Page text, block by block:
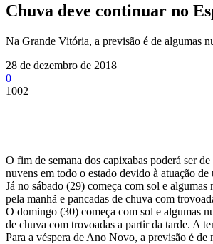
Chuva deve continuar no
Na Grande Vitória, a previsão é de algumas
28 de dezembro de 2018
0
1002
O fim de semana dos capixabas poderá ser
nuvens em todo o estado devido à atuação
Já no sábado (29) começa com sol e
pela manhã e pancadas de chuva com
O domingo (30) começa com sol e algumas
de chuva com trovoadas a partir da tarde. A
Para a véspera de Ano Novo, a previsão é